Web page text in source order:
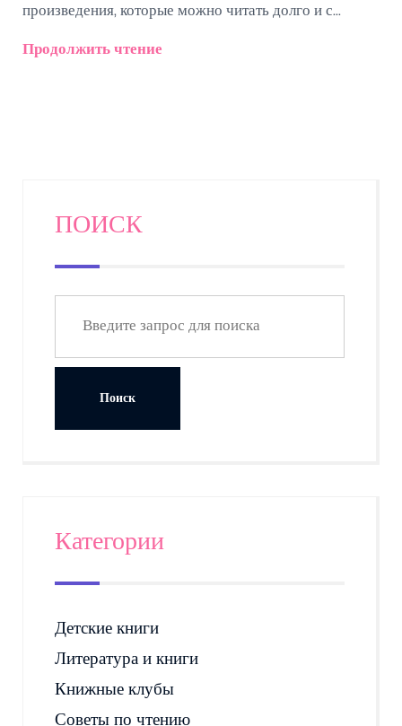
произведения, которые можно читать долго и с
предпринимателей и реальные истории. Всё —
Продолжить чтение
ПОИСК
Категории
Детские книги
Литература и книги
Книжные клубы
Советы по чтению